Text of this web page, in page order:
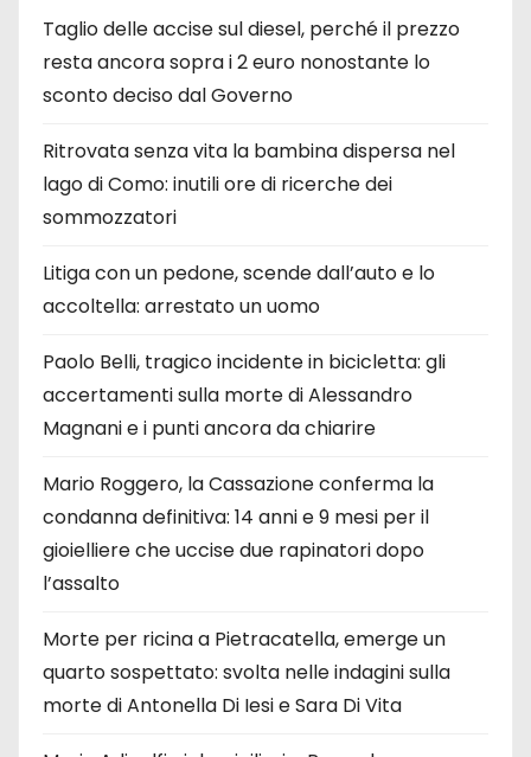
Taglio delle accise sul diesel, perché il prezzo
resta ancora sopra i 2 euro nonostante lo
sconto deciso dal Governo
Ritrovata senza vita la bambina dispersa nel
lago di Como: inutili ore di ricerche dei
sommozzatori
Litiga con un pedone, scende dall’auto e lo
accoltella: arrestato un uomo
Paolo Belli, tragico incidente in bicicletta: gli
accertamenti sulla morte di Alessandro
Magnani e i punti ancora da chiarire
Mario Roggero, la Cassazione conferma la
condanna definitiva: 14 anni e 9 mesi per il
gioielliere che uccise due rapinatori dopo
l’assalto
Morte per ricina a Pietracatella, emerge un
quarto sospettato: svolta nelle indagini sulla
morte di Antonella Di Iesi e Sara Di Vita